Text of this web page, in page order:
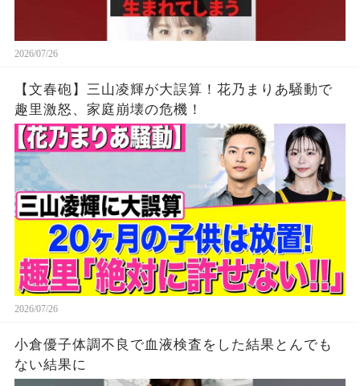
2026/07/26
【文春砲】三山凌輝が大誤算！花乃まりあ騒動で
趣里激怒、家庭崩壊の危機！
2026/07/26
小倉優子体調不良で血液検査をした結果とんでも
ない結果に